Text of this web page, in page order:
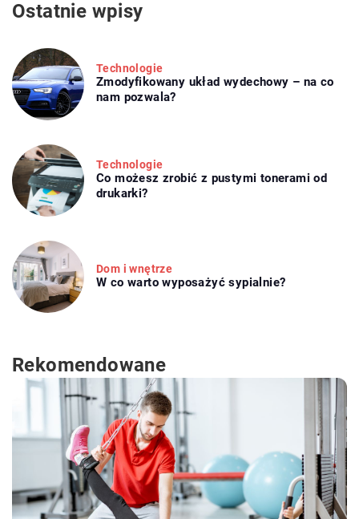
Ostatnie wpisy
Technologie
Zmodyfikowany układ wydechowy – na co
nam pozwala?
Technologie
Co możesz zrobić z pustymi tonerami od
drukarki?
Dom i wnętrze
W co warto wyposażyć sypialnie?
Rekomendowane